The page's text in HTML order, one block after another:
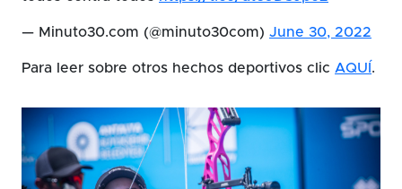
— Minuto30.com (@minuto30com) June 30, 2022
Para leer sobre otros hechos deportivos clic AQUÍ .